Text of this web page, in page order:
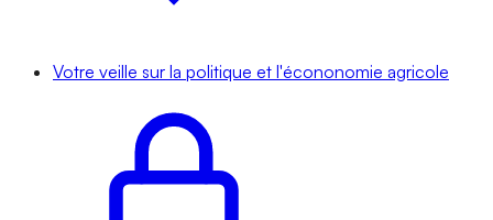
Votre veille sur la politique et l'écononomie agricole